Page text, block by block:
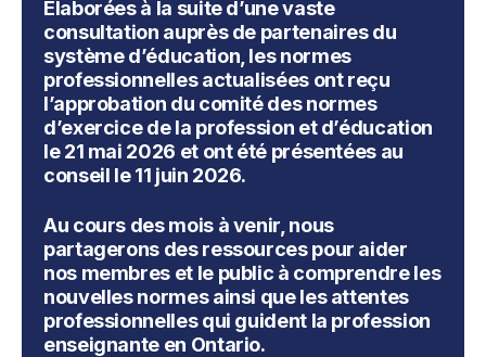
Élaborées à la suite d’une vaste
consultation auprès de partenaires du
système d’éducation, les normes
professionnelles actualisées ont reçu
l’approbation du comité des normes
d’exercice de la profession et d’éducation
le 21 mai 2026 et ont été présentées au
conseil le 11 juin 2026.
Au cours des mois à venir, nous
partagerons des ressources pour aider
nos membres et le public à comprendre les
nouvelles normes ainsi que les attentes
professionnelles qui guident la profession
enseignante en Ontario.